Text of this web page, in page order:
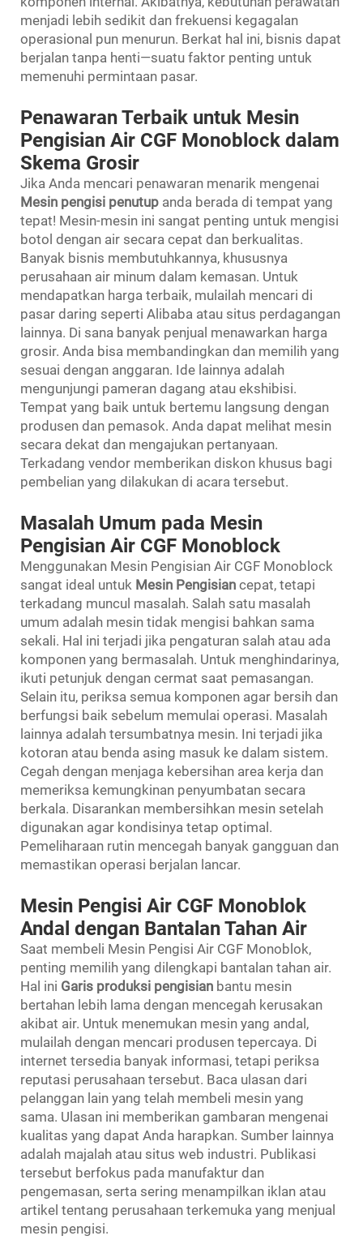
menjadi lebih sedikit dan frekuensi kegagalan
operasional pun menurun. Berkat hal ini, bisnis dapat
berjalan tanpa henti—suatu faktor penting untuk
memenuhi permintaan pasar.
Penawaran Terbaik untuk Mesin
Pengisian Air CGF Monoblock dalam
Skema Grosir
Jika Anda mencari penawaran menarik mengenai
Mesin pengisi penutup anda berada di tempat yang
tepat! Mesin-mesin ini sangat penting untuk mengisi
botol dengan air secara cepat dan berkualitas.
Banyak bisnis membutuhkannya, khususnya
perusahaan air minum dalam kemasan. Untuk
mendapatkan harga terbaik, mulailah mencari di
pasar daring seperti Alibaba atau situs perdagangan
lainnya. Di sana banyak penjual menawarkan harga
grosir. Anda bisa membandingkan dan memilih yang
sesuai dengan anggaran. Ide lainnya adalah
mengunjungi pameran dagang atau ekshibisi.
Tempat yang baik untuk bertemu langsung dengan
produsen dan pemasok. Anda dapat melihat mesin
secara dekat dan mengajukan pertanyaan.
Terkadang vendor memberikan diskon khusus bagi
pembelian yang dilakukan di acara tersebut.
Masalah Umum pada Mesin
Pengisian Air CGF Monoblock
Menggunakan Mesin Pengisian Air CGF Monoblock
sangat ideal untuk Mesin Pengisian cepat, tetapi
terkadang muncul masalah. Salah satu masalah
umum adalah mesin tidak mengisi bahkan sama
sekali. Hal ini terjadi jika pengaturan salah atau ada
komponen yang bermasalah. Untuk menghindarinya,
ikuti petunjuk dengan cermat saat pemasangan.
Selain itu, periksa semua komponen agar bersih dan
berfungsi baik sebelum memulai operasi. Masalah
lainnya adalah tersumbatnya mesin. Ini terjadi jika
kotoran atau benda asing masuk ke dalam sistem.
Cegah dengan menjaga kebersihan area kerja dan
memeriksa kemungkinan penyumbatan secara
berkala. Disarankan membersihkan mesin setelah
digunakan agar kondisinya tetap optimal.
Pemeliharaan rutin mencegah banyak gangguan dan
memastikan operasi berjalan lancar.
Mesin Pengisi Air CGF Monoblok
Andal dengan Bantalan Tahan Air
Saat membeli Mesin Pengisi Air CGF Monoblok,
penting memilih yang dilengkapi bantalan tahan air.
Hal ini Garis produksi pengisian bantu mesin
bertahan lebih lama dengan mencegah kerusakan
akibat air. Untuk menemukan mesin yang andal,
mulailah dengan mencari produsen tepercaya. Di
internet tersedia banyak informasi, tetapi periksa
reputasi perusahaan tersebut. Baca ulasan dari
pelanggan lain yang telah membeli mesin yang
sama. Ulasan ini memberikan gambaran mengenai
kualitas yang dapat Anda harapkan. Sumber lainnya
adalah majalah atau situs web industri. Publikasi
tersebut berfokus pada manufaktur dan
pengemasan, serta sering menampilkan iklan atau
artikel tentang perusahaan terkemuka yang menjual
mesin pengisi.